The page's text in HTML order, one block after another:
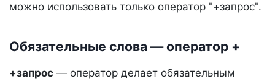
можно использовать только оператор "+запрос".
Обязательные слова — оператор +
+запрос — оператор делает обязательным